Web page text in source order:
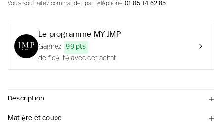
Vous souhaitez commander par téléphone 01.85.14.62.85
Le programme MY JMP
Gagnez
99 pts
de fidélité avec cet achat
Description
Matière et coupe